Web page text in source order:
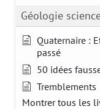
Géologie
Quaternaire :
passé
50 idées
Tremblements
Montrer tous les